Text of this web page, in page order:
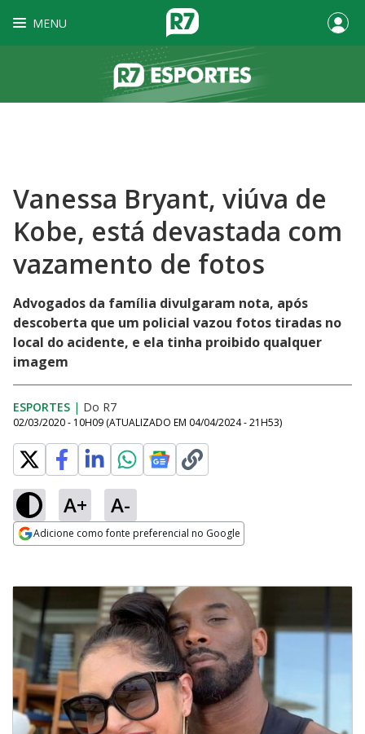
MENU
Vanessa Bryant, viúva de
Kobe, está devastada com
vazamento de fotos
Advogados da família divulgaram nota, após
descoberta que um policial vazou fotos tiradas no
local do acidente, e ela tinha proibido qualquer
imagem
ESPORTES | Do R7
02/03/2020 - 10H09 (ATUALIZADO EM 04/04/2024 - 21H53)
A+ A-
Adicione como fonte preferencial no Google